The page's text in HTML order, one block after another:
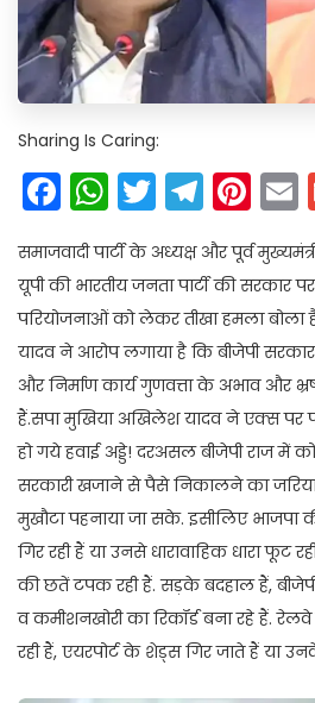
Sharing Is Caring:
Facebook
WhatsApp
Twitter
समाजवादी पार्टी के अध्यक्ष और पूर्व
यूपी की भारतीय जनता पार्टी की सरकार
परियोजनाओं को लेकर तीखा हमला
यादव ने आरोप लगाया है कि बीजेपी
और निर्माण कार्य गुणवत्ता के अभाव और
हैं.सपा मुखिया अखिलेश यादव ने एक्स पर
हो गये हवाई अड्डे! दरअसल बीजेपी राज में
सरकारी खजाने से पैसे निकालने का जरिया
मुखौटा पहनाया जा सके. इसीलिए भाजपा
गिर रही हैं या उनसे धारावाहिक धारा
की छतें टपक रही हैं. सड़के बदहाल हैं,
व कमीशनखोरी का रिकॉर्ड बना रहे हैं. ⁠रेलवे
रही हैं, ⁠एयरपोर्ट के शेड्स गिर जाते हैं या